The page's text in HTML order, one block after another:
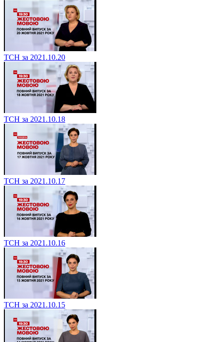
ТСН за 2021.10.20
ТСН за 2021.10.18
ТСН за 2021.10.17
ТСН за 2021.10.16
ТСН за 2021.10.15